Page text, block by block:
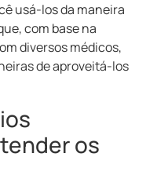
usá-los da maneira
com base na
diversos médicos,
de aproveitá-los
os